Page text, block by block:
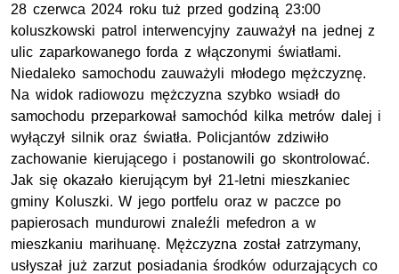
28 czerwca 2024 roku tuż przed godziną 23:00
koluszkowski patrol interwencyjny zauważył na jednej z
ulic zaparkowanego forda z włączonymi światłami.
Niedaleko samochodu zauważyli młodego mężczyznę.
Na widok radiowozu mężczyzna szybko wsiadł do
samochodu przeparkował samochód kilka metrów dalej i
wyłączył silnik oraz światła. Policjantów zdziwiło
zachowanie kierującego i postanowili go skontrolować.
Jak się okazało kierującym był 21-letni mieszkaniec
gminy Koluszki. W jego portfelu oraz w paczce po
papierosach mundurowi znaleźli mefedron a w
mieszkaniu marihuanę. Mężczyzna został zatrzymany,
usłyszał już zarzut posiadania środków odurzających co